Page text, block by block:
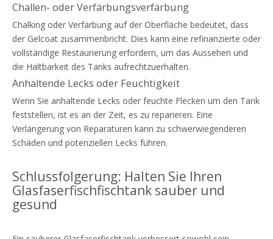
Challen- oder Verfärbungsverfärbung
Chalking oder Verfärbung auf der Oberfläche bedeutet, dass
der Gelcoat zusammenbricht. Dies kann eine refinanzierte oder
vollständige Restaurierung erfordern, um das Aussehen und
die Haltbarkeit des Tanks aufrechtzuerhalten.
Anhaltende Lecks oder Feuchtigkeit
Wenn Sie anhaltende Lecks oder feuchte Flecken um den Tank
feststellen, ist es an der Zeit, es zu reparieren. Eine
Verlängerung von Reparaturen kann zu schwerwiegenderen
Schäden und potenziellen Lecks führen.
Schlussfolgerung: Halten Sie Ihren
Glasfaserfischfischtank sauber und
gesund